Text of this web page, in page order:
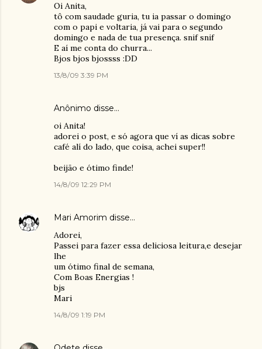
Oi Anita,
tô com saudade guria, tu ia passar o domingo
com o papi e voltaria, já vai para o segundo
domingo e nada de tua presença. snif snif
E aí me conta do churra...
Bjos bjos bjossss :DD
13/8/09 3:39 PM
Anônimo disse…
oi Anita!
adorei o post, e só agora que ví as dicas sobre
café alí do lado, que coisa, achei super!!
beijão e ótimo finde!
14/8/09 12:29 PM
Mari Amorim disse…
Adorei,
Passei para fazer essa deliciosa leitura,e desejar
lhe
um ótimo final de semana,
Com Boas Energias !
bjs
Mari
14/8/09 1:19 PM